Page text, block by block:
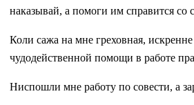
наказывай, а помоги им справится со
Коли сажа на мне греховная,
чудодейственной помощи в работе
Ниспошли мне работу по совести, а